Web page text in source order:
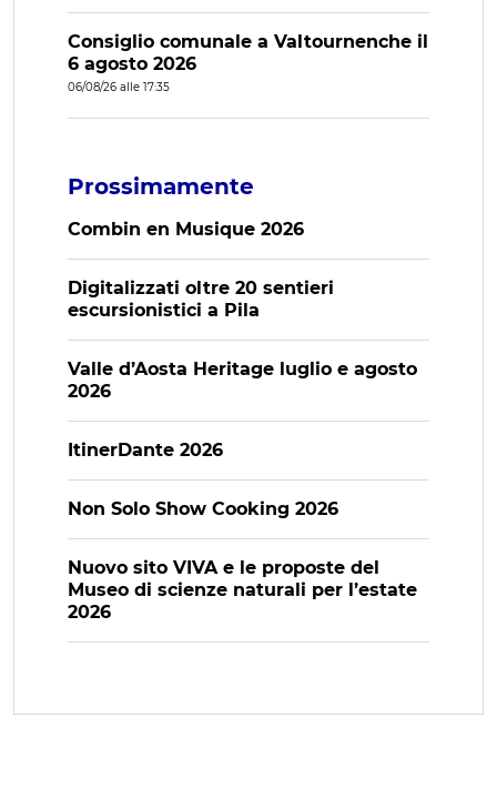
Consiglio comunale a Valtournenche il
6 agosto 2026
06/08/26 alle 17:35
Prossimamente
Combin en Musique 2026
Digitalizzati oltre 20 sentieri
escursionistici a Pila
Valle d’Aosta Heritage luglio e agosto
2026
ItinerDante 2026
Non Solo Show Cooking 2026
Nuovo sito VIVA e le proposte del
Museo di scienze naturali per l’estate
2026